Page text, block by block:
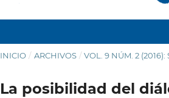
INICIO / ARCHIVOS / VOL. 9 NÚM. 2
La posibilidad del